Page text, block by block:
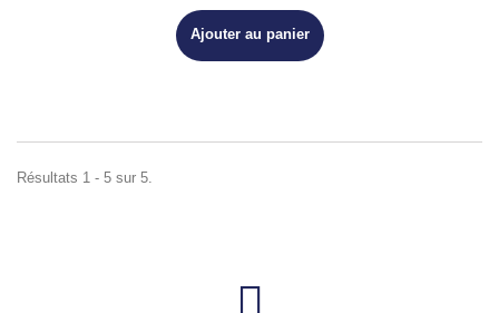
Ajouter au panier
Résultats 1 - 5 sur 5.